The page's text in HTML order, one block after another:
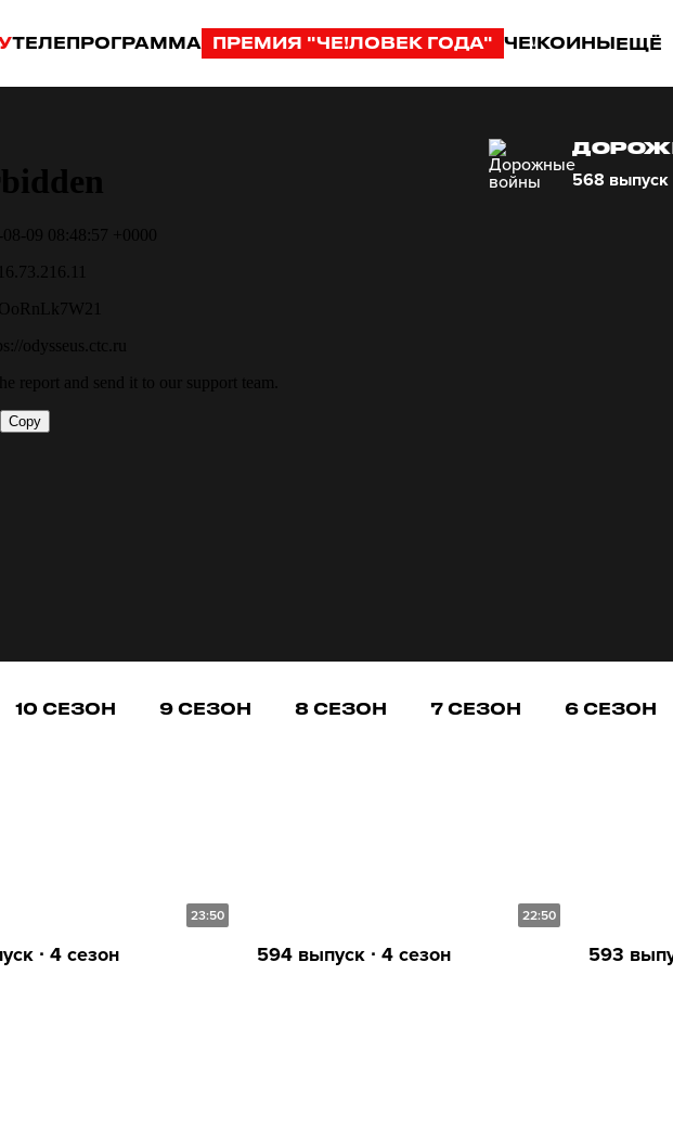
ТЕЛЕПРОГРАММА ПРЕМИЯ "ЧЕ!ЛОВЕК ГОДА" ЧЕ!КОИНЫЕЩЁ
568 выпуск
10 СЕЗОН 9 СЕЗОН 8 СЕЗОН 7 СЕЗОН 6 СЕЗОН
23:50
∙ 4 сезон
22:50
594 выпуск ∙ 4 сезон 593